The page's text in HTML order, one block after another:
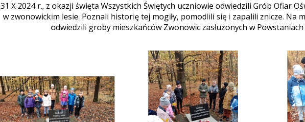
31 X 2024 r., z okazji święta Wszystkich Świętych uczniowie odwiedzili Grób Ofiar
w zwonowickim lesie. Poznali historię tej mogiły, pomodlili się i zapalili znicze. Na
odwiedzili groby mieszkańców Zwonowic zasłużonych w Powstaniach